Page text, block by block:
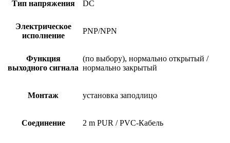
Тип напряжения DC
Электрическое
исполнение
PNP/NPN
Функция
выходного сигнала
(по выбору), нормально открытый /
нормально закрытый
Монтаж установка заподлицо
Соединение 2 m PUR / PVC-Кабель